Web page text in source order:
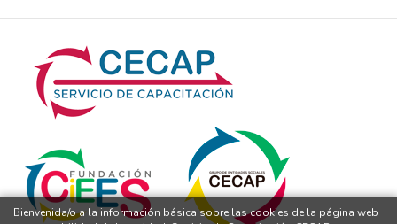
Bienvenida/o a la información básica sobre las cookies de la página web